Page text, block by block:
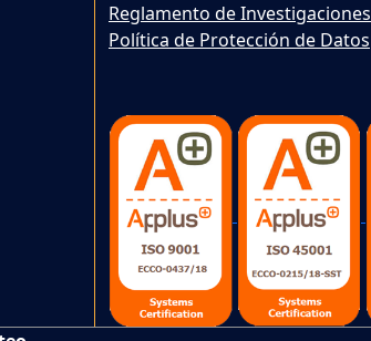
Reglamento de Investigaciones
Política de Protección de Datos